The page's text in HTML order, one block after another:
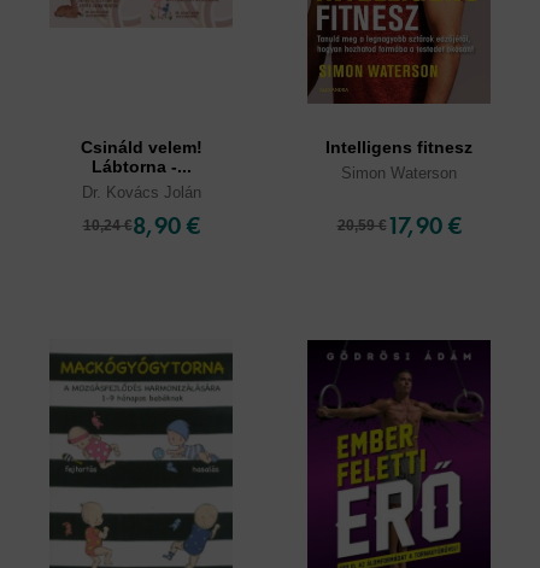
Csináld velem!
Lábtorna -...
Dr. Kovács Jolán
10,24 €8,90 €
Intelligens fitnesz
Simon Waterson
20,59 € 17,90 €